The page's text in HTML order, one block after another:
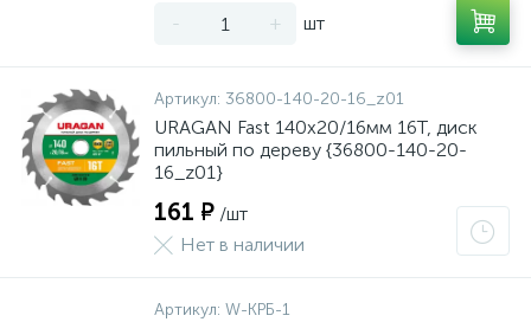
- + шт
Артикул: 36800-140-20-16_z01
URAGAN Fast 140x20/16мм 16Т, диск
пильный по дереву {36800-140-20-
16_z01}
161 ₽ /шт
Нет в наличии
Артикул: W-КРБ-1